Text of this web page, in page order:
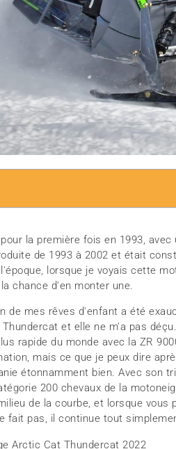
la première fois en 1993, avec
de 1993 à 2002 et était
lorsque je voyais cette
chance d'en monter une.
de mes rêves d'enfant a été
et elle ne m'a pas
rapide du monde avec la ZR
mais ce que je peux dire
étonnamment bien. Avec son
200 chevaux de la
de la courbe, et lorsque vous
fait pas, il continue tout